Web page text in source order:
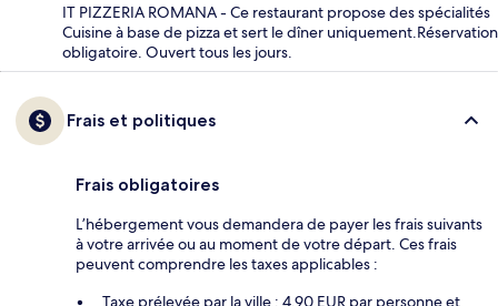
IT PIZZERIA ROMANA - Ce restaurant propose des spécialités
Cuisine à base de pizza et sert le dîner uniquement.Réservation
obligatoire. Ouvert tous les jours.
Frais et politiques
Frais obligatoires
L’hébergement vous demandera de payer les frais suivants
à votre arrivée ou au moment de votre départ. Ces frais
peuvent comprendre les taxes applicables :
Taxe prélevée par la ville : 4.90 EUR par personne et